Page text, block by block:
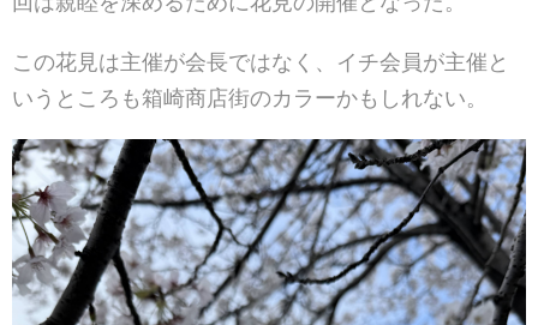
この花見は主催が会長ではなく、イチ会員が主催と
いうところも箱崎商店街のカラーかもしれない。